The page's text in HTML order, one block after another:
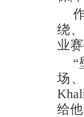
绕
业
“
场
给